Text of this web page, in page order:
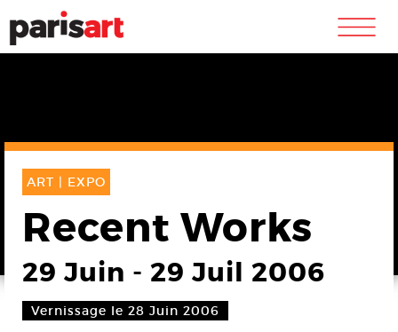
m
ART | EXPO
Recent Works
29 Juin - 29 Juil 2006
Vernissage le 28 Juin 2006